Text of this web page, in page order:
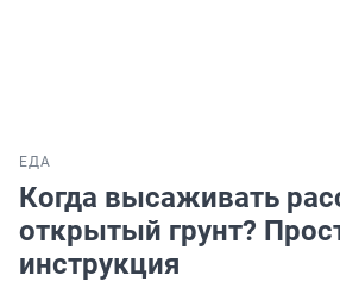
ЕДА
Когда высаживать
открытый грунт?
инструкция